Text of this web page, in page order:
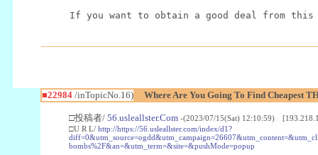
If you want to obtain a good deal from this
■22984/inTopicNo.16) Where Are You Going To Find Cheapest
□投稿者/ 56.usleallster.Com -(2023/07/15(Sat) 12:10:59)
□U R L/ http://https://56.usleallster.com/index/d1?
bombs%2F&an=&utm_term=&site=&pushMode=popup